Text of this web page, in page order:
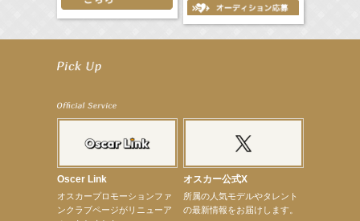
【elfin’】7thシングル『全世界』がFMたいはくでO.A.決定♪
【elfin’】7thシングル『全世界』がFM TANABEでO.A.決定♪
【昆虫ハンター牧田習】宝塚市立手塚治虫記念館トークショー＆宝塚文化芸術センター昆虫展示イ
【昆虫ハンター牧田習】8月13日（木）プライムツリー赤池「ふれあい昆虫フェスティバル」トーク
【井頭愛海】『小さなお葬式』TV-CM出演！
【定本楓馬】WEB DIGVII 連載企画『東京23時』に登場！
【髙橋ひかる】7月雑誌掲載情報
【elfin’】7thシングル『全世界』がFMふくろうでパワープレイO.A.決定
Oscer Link
オスカープロモーションファ
ンクラブページがリニューア
オスカー公式X
所属の人気モデルやタレント
の最新情報をお届けします。